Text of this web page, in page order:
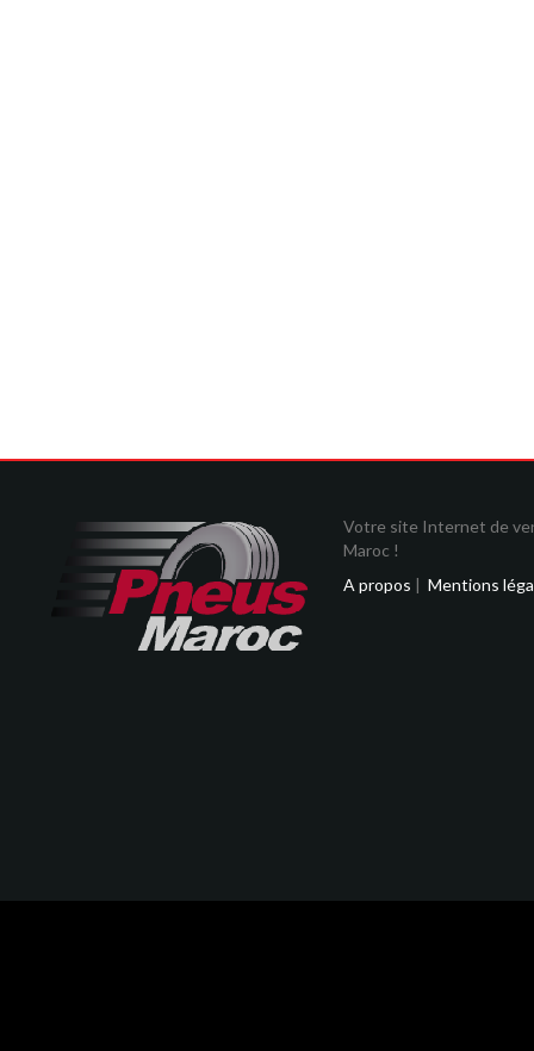
Votre site Internet de
Maroc !
A propos | Mentions